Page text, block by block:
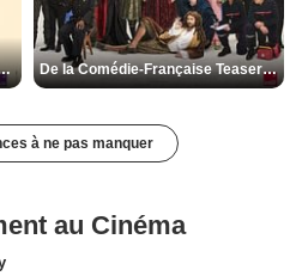
Bande-annonce VF De la Comédie-Française Teaser VF
à ne pas manquer
au Cinéma